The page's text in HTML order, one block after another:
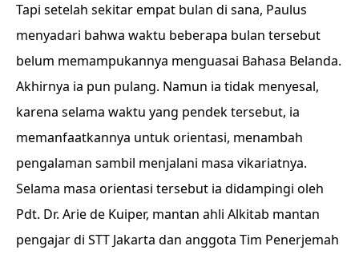
Tapi setelah sekitar empat bulan di sana, Paulus
menyadari bahwa waktu beberapa bulan tersebut
belum memampukannya menguasai Bahasa Belanda.
Akhirnya ia pun pulang. Namun ia tidak menyesal,
karena selama waktu yang pendek tersebut, ia
memanfaatkannya untuk orientasi, menambah
pengalaman sambil menjalani masa vikariatnya.
Selama masa orientasi tersebut ia didampingi oleh
Pdt. Dr. Arie de Kuiper, mantan ahli Alkitab mantan
pengajar di STT Jakarta dan anggota Tim Penerjemah